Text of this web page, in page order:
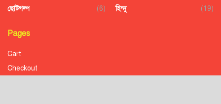
ছোটগল্প
(6)
হিন্দু
(19)
Pages
Cart
Checkout